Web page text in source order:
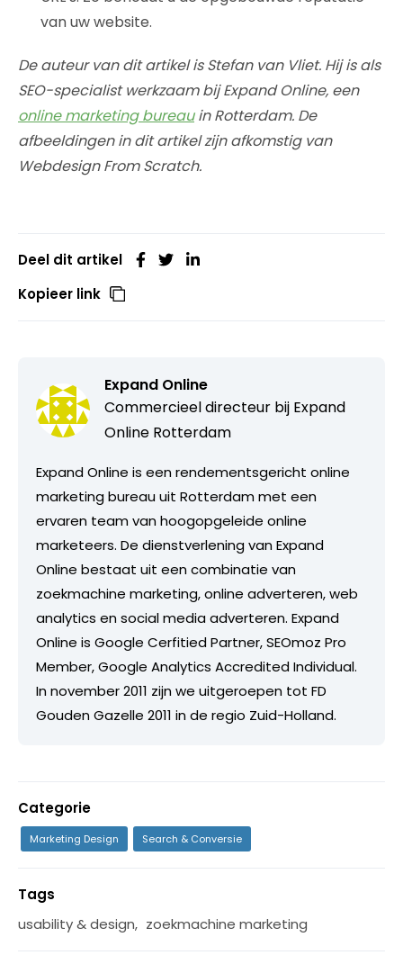
van uw website.
De auteur van dit artikel is Stefan van Vliet. Hij is als
SEO-specialist werkzaam bij Expand Online, een
online marketing bureauin Rotterdam. De
afbeeldingen in dit artikel zijn afkomstig van
Webdesign From Scratch.
Deel dit artikel
Kopieer link
Expand Online
Commercieel directeur bij Expand
Online Rotterdam
Expand Online is een rendementsgericht online
marketing bureau uit Rotterdam met een
ervaren team van hoogopgeleide online
marketeers. De dienstverlening van Expand
Online bestaat uit een combinatie van
zoekmachine marketing, online adverteren, web
analytics en social media adverteren. Expand
Online is Google Cerfitied Partner, SEOmoz Pro
Member, Google Analytics Accredited Individual.
In november 2011 zijn we uitgeroepen tot FD
Gouden Gazelle 2011 in de regio Zuid-Holland.
Categorie
Marketing Design Search & Conversie
Tags
usability & design, zoekmachine marketing